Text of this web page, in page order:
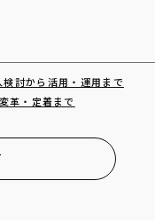
討から活用・運用まで
革・定着まで